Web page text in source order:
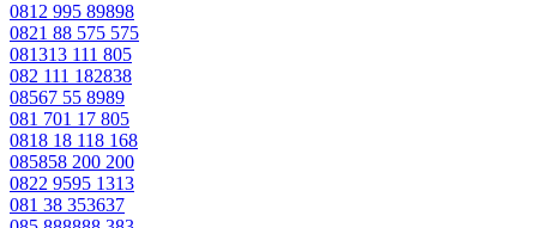
0812 995 89898
0821 88 575 575
081313 111 805
082 111 182838
08567 55 8989
081 701 17 805
0818 18 118 168
085858 200 200
0822 9595 1313
081 38 353637